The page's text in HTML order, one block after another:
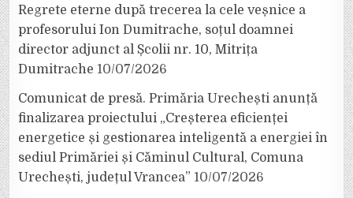
Regrete eterne după trecerea la cele veșnice a
profesorului Ion Dumitrache, soțul doamnei
director adjunct al Școlii nr. 10, Mitrița
Dumitrache 10/07/2026
Comunicat de presă. Primăria Urechești anunță
finalizarea proiectului „Creșterea eficienței
energetice și gestionarea inteligentă a energiei în
sediul Primăriei și Căminul Cultural, Comuna
Urechești, județul Vrancea” 10/07/2026